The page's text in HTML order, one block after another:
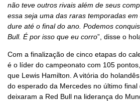
não teve outros rivais além de seus
essa seja uma das raras temporadas
dure até o final do ano. Podemos
Bull. É por isso que eu corro”, disse o
Com a finalização de cinco etapas do
é o líder do campeonato com 105
que Lewis Hamilton. A vitória do
do esperado da Mercedes no último
deixaram a Red Bull na liderança do